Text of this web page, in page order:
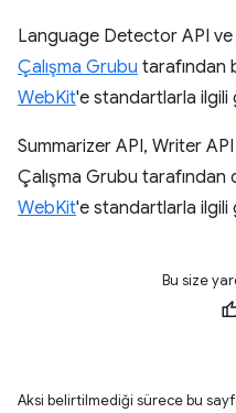
Language Detector API ve
Çalışma Grubu tarafından
WebKit'e standartlarla ilgili
Summarizer API, Writer
Çalışma Grubu tarafından
WebKit'e standartlarla ilgili
Bu size
Aksi belirtilmediği sürece bu